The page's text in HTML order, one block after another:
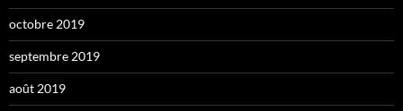
octobre 2019
septembre 2019
août 2019